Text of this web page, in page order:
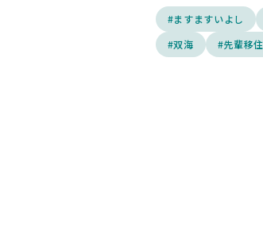
#ますますいよし
#双海
#先輩移